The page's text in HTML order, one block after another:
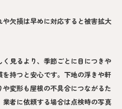
欠損は早めに対応すると被害拡大
見るより、季節ごとに目につきや
持つと安心です。下地の浮きや軒
変形も屋根の不具合につながるた
者に依頼する場合は点検時の写真